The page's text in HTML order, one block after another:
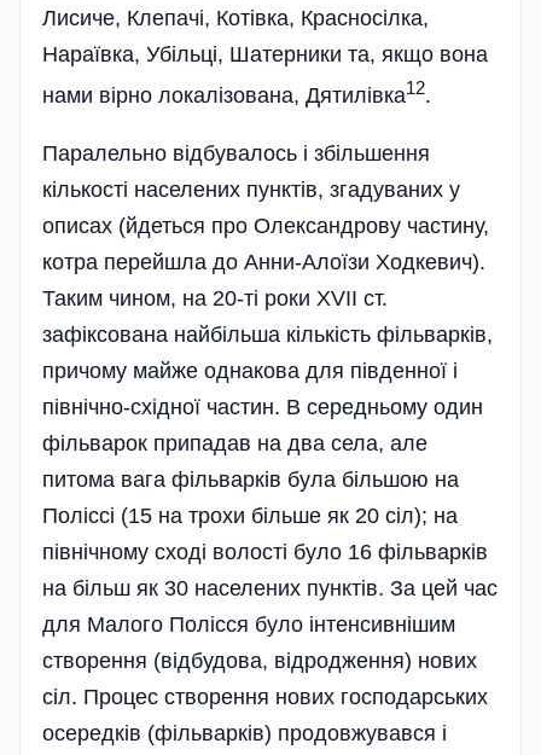
Лисиче, Клепачі, Котівка, Красносілка,
Нараївка, Убільці, Шатерники та, якщо вона
нами вірно локалізована, Дятилівка12.
Паралельно відбувалось і збільшення
кількості населених пунктів, згадуваних у
описах (йдеться про Олександрову частину,
котра перейшла до Анни-Алоїзи Ходкевич).
Таким чином, на 20-ті роки XVII ст.
зафіксована найбільша кількість фільварків,
причому майже однакова для південної і
північно-східної частин. В середньому один
фільварок припадав на два села, але
питома вага фільварків була більшою на
Поліссі (15 на трохи більше як 20 сіл); на
північному сході волості було 16 фільварків
на більш як 30 населених пунктів. За цей час
для Малого Полісся було інтенсивнішим
створення (відбудова, відродження) нових
сіл. Процес створення нових господарських
осередків (фільварків) продовжувався і